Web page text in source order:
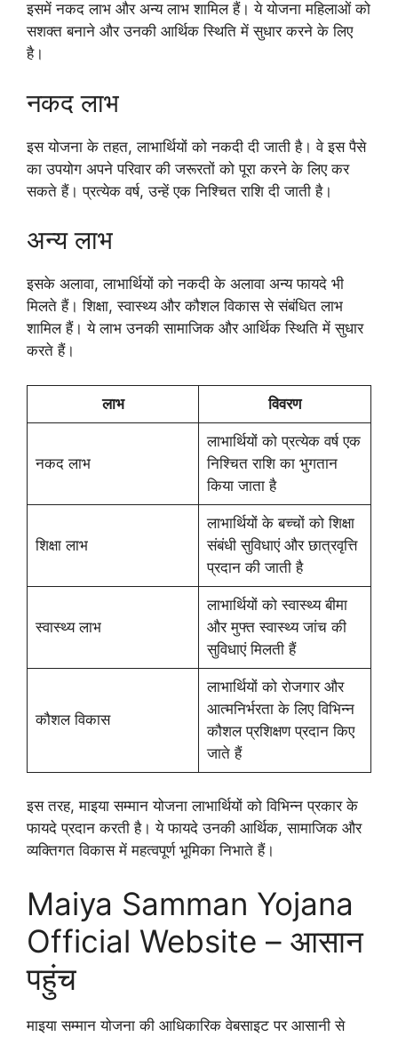
इसमें नकद लाभ और अन्य लाभ शामिल हैं। ये योजना महिलाओं को
सशक्त बनाने और उनकी आर्थिक स्थिति में सुधार करने के लिए
है।
नकद लाभ
इस योजना के तहत, लाभार्थियों को नकदी दी जाती है। वे इस पैसे
का उपयोग अपने परिवार की जरूरतों को पूरा करने के लिए कर
सकते हैं। प्रत्येक वर्ष, उन्हें एक निश्चित राशि दी जाती है।
अन्य लाभ
इसके अलावा, लाभार्थियों को नकदी के अलावा अन्य फायदे भी
मिलते हैं। शिक्षा, स्वास्थ्य और कौशल विकास से संबंधित लाभ
शामिल हैं। ये लाभ उनकी सामाजिक और आर्थिक स्थिति में सुधार
करते हैं।
लाभ विवरण
नकद लाभ
लाभार्थियों को प्रत्येक वर्ष एक
निश्चित राशि का भुगतान
किया जाता है
शिक्षा लाभ
लाभार्थियों के बच्चों को शिक्षा
संबंधी सुविधाएं और छात्रवृत्ति
प्रदान की जाती है
स्वास्थ्य लाभ
लाभार्थियों को स्वास्थ्य बीमा
और मुफ्त स्वास्थ्य जांच की
सुविधाएं मिलती हैं
कौशल विकास
लाभार्थियों को रोजगार और
आत्मनिर्भरता के लिए विभिन्न
कौशल प्रशिक्षण प्रदान किए
जाते हैं
इस तरह, माइया सम्मान योजना लाभार्थियों को विभिन्न प्रकार के
फायदे प्रदान करती है। ये फायदे उनकी आर्थिक, सामाजिक और
व्यक्तिगत विकास में महत्वपूर्ण भूमिका निभाते हैं।
Maiya Samman Yojana
Official Website – आसान
पहुंच
माइया सम्मान योजना की आधिकारिक वेबसाइट पर आसानी से